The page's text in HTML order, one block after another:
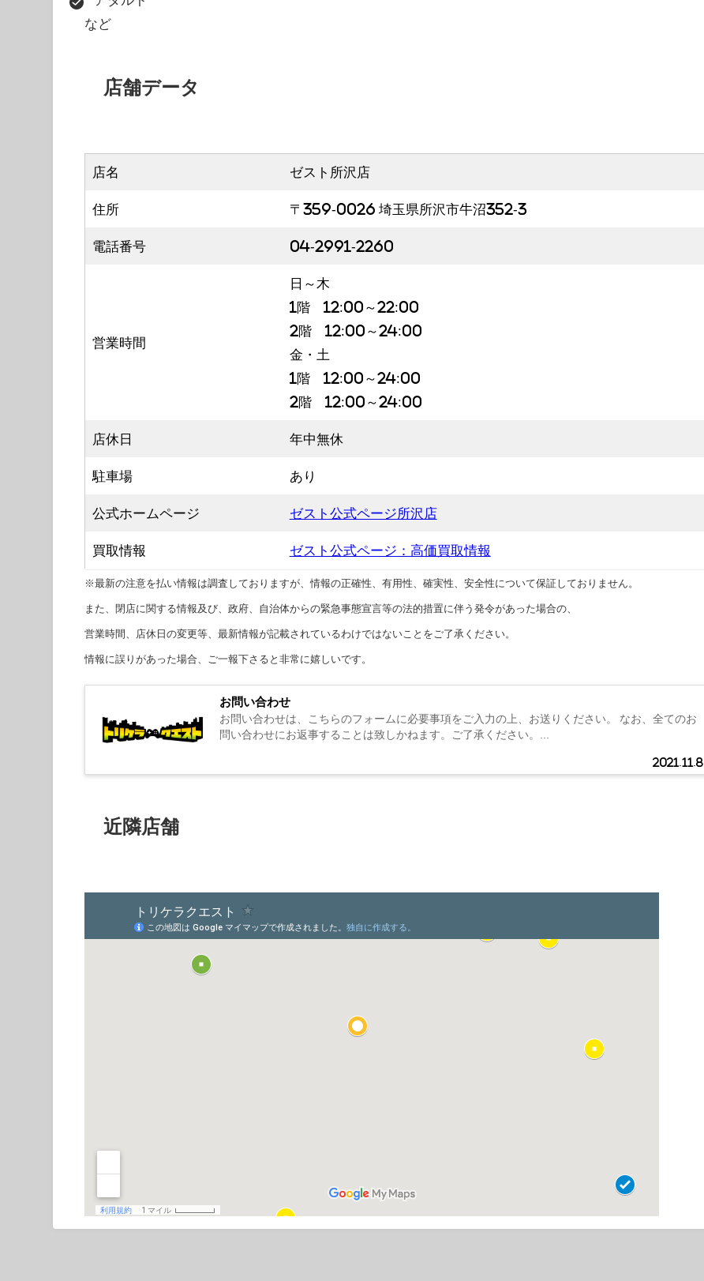
など
店舗データ
店名 ゼスト所沢店
住所 〒359-0026 埼玉県所沢市牛沼352-3
電話番号 04-2991-2260
営業時間
日～木
1階 12:00～22:00
2階 12:00～24:00
金・土
1階 12:00～24:00
2階 12:00～24:00
店休日 年中無休
駐車場 あり
公式ホームページ ゼスト公式ページ所沢店
買取情報 ゼスト公式ページ：高価買取情報
※最新の注意を払い情報は調査しておりますが、情報の正確性、有用性、確実性、安全性について保証しておりません。
また、閉店に関する情報及び、政府、自治体からの緊急事態宣言等の法的措置に伴う発令があった場合の、
営業時間、店休日の変更等、最新情報が記載されているわけではないことをご了承ください。
情報に誤りがあった場合、ご一報下さると非常に嬉しいです。
お問い合わせ
2021.11.8
お問い合わせは、こちらのフォームに必要事項をご入力の上、お送りください。 なお、全てのお
問い合わせにお返事することは致しかねます。ご了承ください。...
近隣店舗